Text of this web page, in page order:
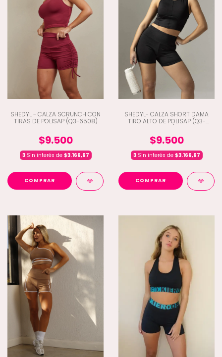
SHEDYL - CALZA SCRUNCH CON
TIRAS DE POLISAP (Q3-6508)
$9.500
3Sin interés de $3.166,67
COMPRAR
SHEDYL- CALZA SHORT DAMA
TIRO ALTO DE POLISAP (Q3-
$9.500
3Sin interés de $3.166,67
COMPRAR